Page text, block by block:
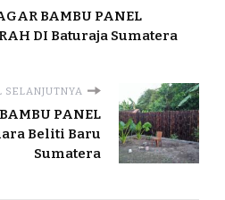
BAMBU PANEL
DI Baturaja Sumatera
SELANJUTNYA
PANEL
Beliti Baru
Sumatera